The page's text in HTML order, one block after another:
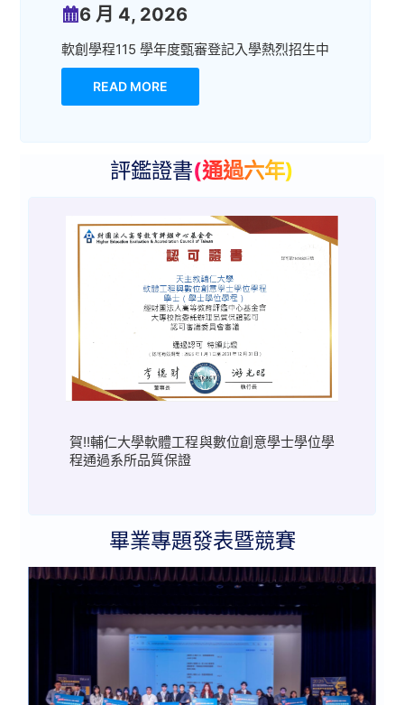
6 月 4, 2026
軟創學程115 學年度甄審登記入學熱烈招生中
READ MORE
評鑑證書(通過六年)
賀!!輔仁大學軟體工程與數位創意學士學位學
程通過系所品質保證
畢業專題發表暨競賽